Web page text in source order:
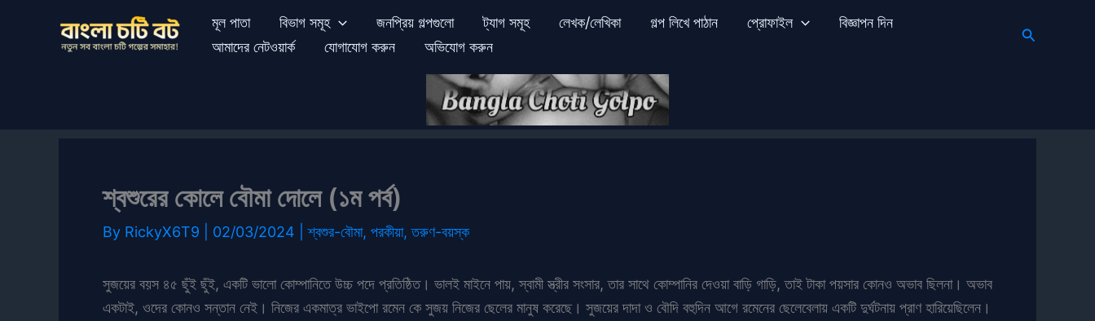
মূল পাতা বিভাগ সমূহ জনপ্রিয় গল্পগুলো ট্যাগ সমূহ লেখক/লেখিকা গল্প লিখে পাঠান প্রোফাইল
বিজ্ঞাপন দিন
আমাদের নেটওয়ার্ক
যোগাযোগ করুন অভিযোগ করুন
Search
শ্বশুরের কোলে বৌমা দোলে (১ম পর্ব)
By RickyX6T9 02/03/2024 |শ্বশুর-বৌমা, পরকীয়া,তরুণ-বয়স্ক
সুজয়ের বয়স ৪৫ ছুঁই ছুঁই, একটি ভালো কোম্পানিতে উচ্চ পদে প্রতিষ্ঠিত। ভালই মাইনে পায়, স্বামী স্ত্রীর সংসার, তার সাথে কোম্পানির দেওয়া বাড়ি গাড়ি, তাই টাকা পয়সার কোনও অভাব ছিলনা। অভাব
একটাই, ওদের কোনও সন্তান নেই। নিজের একমাত্র ভাইপো রমেন কে সুজয় নিজের ছেলের মানুষ করেছে। সুজয়ের দাদা ও বৌদি বহুদিন আগে রমেনের ছেলেবেলায় একটি দুর্ঘটনায় প্রাণ হারিয়েছিলেন।